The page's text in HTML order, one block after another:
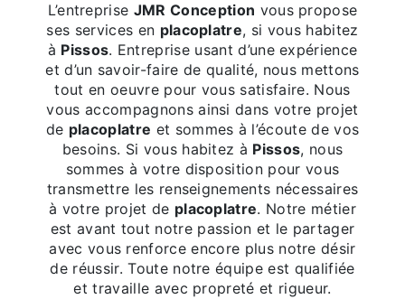
L’entreprise JMR Conception vous propose
ses services en placoplatre, si vous habitez
à Pissos. Entreprise usant d’une expérience
et d’un savoir-faire de qualité, nous mettons
tout en oeuvre pour vous satisfaire. Nous
vous accompagnons ainsi dans votre projet
de placoplatre et sommes à l’écoute de vos
besoins. Si vous habitez à Pissos, nous
sommes à votre disposition pour vous
transmettre les renseignements nécessaires
à votre projet de placoplatre. Notre métier
est avant tout notre passion et le partager
avec vous renforce encore plus notre désir
de réussir. Toute notre équipe est qualifiée
et travaille avec propreté et rigueur.